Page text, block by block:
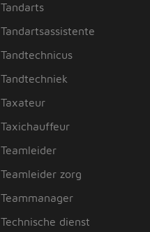
Tandarts
Tandartsassistente
Tandtechnicus
Tandtechniek
Taxateur
Taxichauffeur
Teamleider
Teamleider zorg
Teammanager
Technische dienst